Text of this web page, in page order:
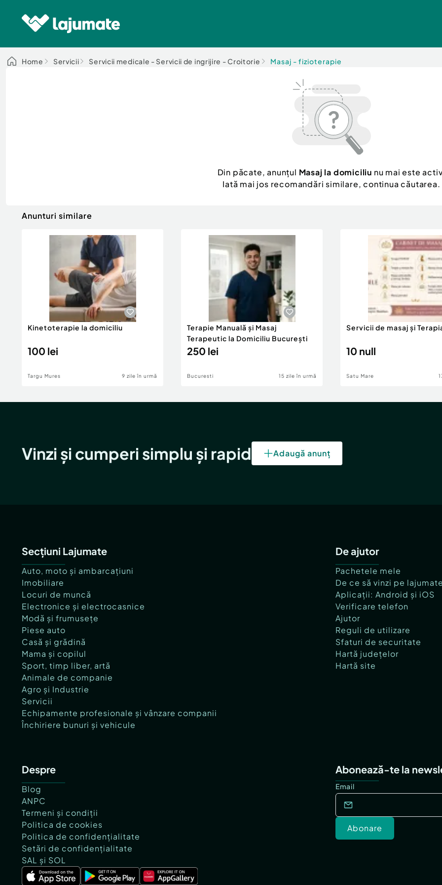
Home Servicii Servicii medicale - Servicii de ingrijire - Croitorie Masaj - fizioterapie
Din păcate, anunțul Masaj la domiciliu nu mai este
Iată mai jos recomandări similare, continua căutarea.
Anunturi similare
Kinetoterapie la domiciliu
100 lei
Targu Mures 9 zile în urmă
Terapie Manuală și Masaj
Terapeutic la Domiciliu București
250 lei
Bucuresti 15 zile în urmă
Servicii de masaj și
10 null
Satu Mare
Vinzi și cumperi simplu și rapid Adaugă anunț
Secțiuni Lajumate
Auto, moto și ambarcațiuni
Imobiliare
Locuri de muncă
Electronice și electrocasnice
Modă și frumusețe
Piese auto
Casă și grădină
Mama și copilul
Sport, timp liber, artă
Animale de companie
Agro și Industrie
Servicii
Echipamente profesionale și vânzare companii
Închiriere bunuri și vehicule
De ajutor
Pachetele mele
De ce să vinzi pe
Aplicații: Android și iOS
Verificare telefon
Ajutor
Reguli de utilizare
Sfaturi de securitate
Hartă județelor
Hartă site
Despre
Blog
ANPC
Termeni și condiții
Politica de cookies
Politica de confidențialitate
Setări de confidențialitate
SAL și SOL
Abonează-te la
Email
Abonare